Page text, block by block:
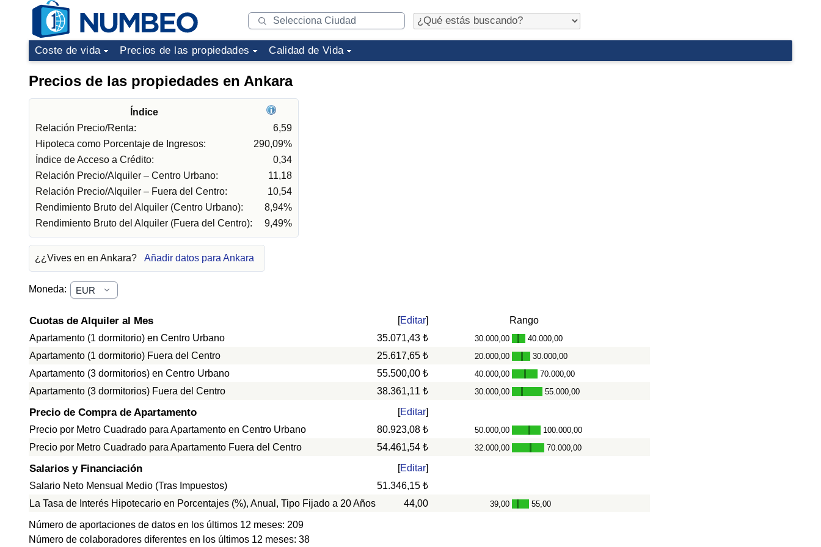
Coste de vida Precios de las propiedades Calidad de Vida
Precios de las propiedades en Ankara
Índice
Relación Precio/Renta:
6,59
Hipoteca como Porcentaje de Ingresos:
290,09%
Índice de Acceso a Crédito:
0,34
Relación Precio/Alquiler – Centro Urbano:
11,18
Relación Precio/Alquiler – Fuera del Centro:
10,54
Rendimiento Bruto del Alquiler (Centro Urbano):
8,94%
Rendimiento Bruto del Alquiler (Fuera del Centro):
9,49%
¿¿Vives en en Ankara? Añadir datos para Ankara
Moneda:
Cuotas de Alquiler al Mes [Editar]
Rango
Apartamento (1 dormitorio) en Centro Urbano
35.071,43 ₺ 30.000,00 - 40.000,00
Apartamento (1 dormitorio) Fuera del Centro 25.617,65 ₺ 20.000,00 - 30.000,00
Apartamento (3 dormitorios) en Centro Urbano 55.500,00 ₺ 40.000,00 - 70.000,00
Apartamento (3 dormitorios) Fuera del Centro 38.361,11 ₺ 30.000,00 - 55.000,00
Precio de Compra de Apartamento [Editar]
Precio por Metro Cuadrado para Apartamento en Centro Urbano
80.923,08 ₺ 50.000,00 - 100.000,00
Precio por Metro Cuadrado para Apartamento Fuera del Centro 54.461,54 ₺ 32.000,00 - 70.000,00
Salarios y Financiación [Editar]
Salario Neto Mensual Medio (Tras Impuestos)
51.346,15 ₺
La Tasa de Interés Hipotecario en Porcentajes (%), Anual, Tipo Fijado a 20 Años
44,00 39,00 - 55,00
Número de aportaciones de datos en los últimos 12 meses: 209
Número de colaboradores diferentes en los últimos 12 meses: 38